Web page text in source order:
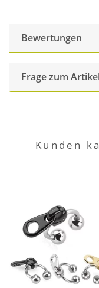
Bewertungen
Frage zum
Kunden